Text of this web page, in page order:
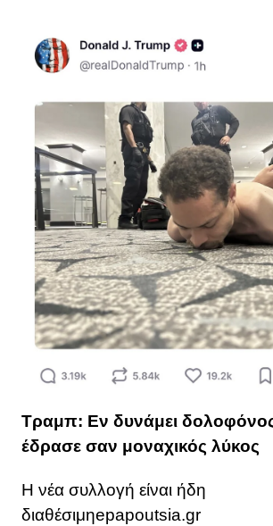
Τραμπ: Εν δυνάμει
έδρασε σαν μοναχικός λύκος
Η νέα συλλογή είναι ήδη
διαθέσιμηepapoutsia.gr